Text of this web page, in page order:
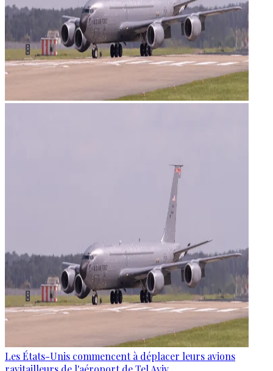
Les États-Unis commencent à déplacer leurs avions